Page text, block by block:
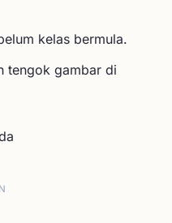
kelas bermula.
tengok gambar di